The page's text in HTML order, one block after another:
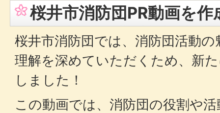
桜井市消防団PR動画を
桜井市消防団では、消防団活動
理解を深めていただくため、新
しました！
この動画では、消防団の役割や